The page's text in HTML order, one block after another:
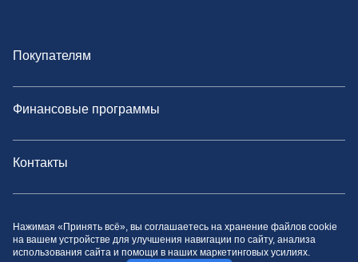
Покупателям
Финансовые программы
Контакты
Политика конфиденциальности
Нажимая «Принять всё», вы соглашаетесь на хранение файлов cookie
на вашем устройстве для улучшения навигации по сайту, анализа
использования сайта и помощи в наших маркетинговых усилиях.